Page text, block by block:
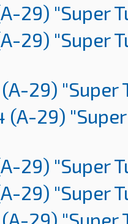
29) "Super
29) "Super
29) "Super
(A-29)
29) "Super
29) "Super
29) "Super